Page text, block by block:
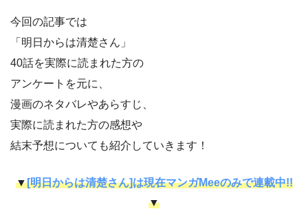
今回の記事では
「明日からは清楚さん」
40話を実際に読まれた方の
アンケートを元に、
漫画のネタバレやあらすじ、
実際に読まれた方の感想や
結末予想についても紹介していきます！
▼[明日からは清楚さん]は現在マンガMeeのみで連載中!!
▼